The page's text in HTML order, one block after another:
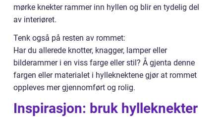
mørke knekter rammer inn hyllen og blir en tydelig del
av interiøret.
Tenk også på resten av rommet:
Har du allerede knotter, knagger, lamper eller
bilderammer i en viss farge eller stil? Å gjenta denne
fargen eller materialet i hylleknektene gjør at rommet
oppleves mer gjennomført og rolig.
Inspirasjon: bruk hylleknekter